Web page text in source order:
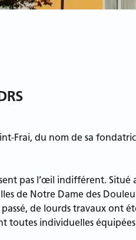
Frai, du nom de sa
pas l’œil indifférent.
de Notre Dame des
de lourds travaux ont
toutes individuelles